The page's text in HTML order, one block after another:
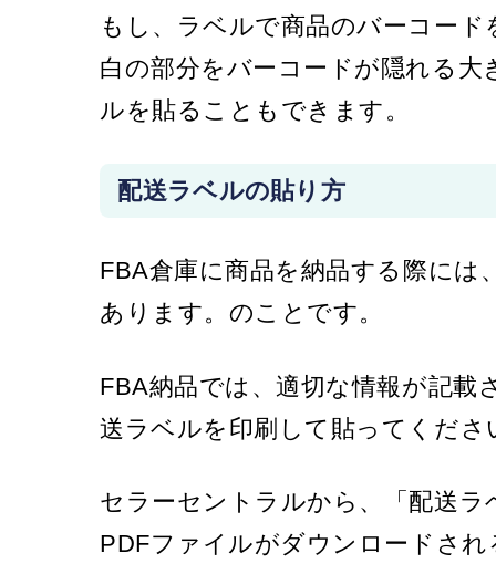
もし、ラベルで商品のバーコー
白の部分をバーコードが隠れる
ルを貼ることもできます。
配送ラベルの貼り方
FBA倉庫に商品を納品する際に
あります。 のことです。
FBA納品では、適切な情報が記載
送ラベルを印刷して貼ってくださ
セラーセントラルから、「配送
PDFファイルがダウンロードさ